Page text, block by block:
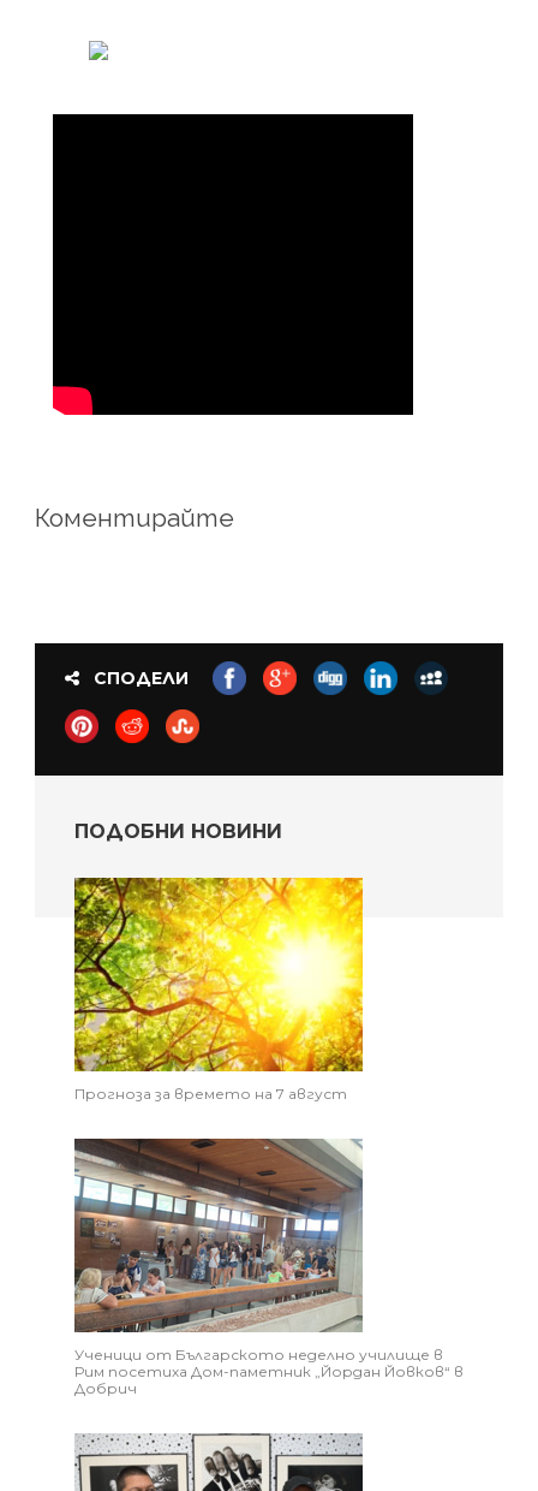
Коментирайте
СПОДЕЛИ
ПОДОБНИ НОВИНИ
Прогноза за времето на 7 август
Ученици от Българското неделно училище в
Рим посетиха Дом-паметник „Йордан Йовков“ в
Добрич